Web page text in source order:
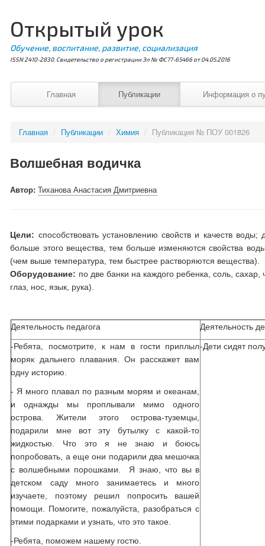
Открытый урок
Обучение, воспитание, развитие, социализация
ISSN 2410-2830. Свидетельство о регистрации Эл № ФС77-65466 от 04.05.2016
Главная Публикации Информация о
Главная / Публикации / Химия / Публикация № ПОУ 001826
Волшебная водичка
Автор:Тиханова Анастасия Дмитриевна
Цели: способствовать установлению свойств и качеств
больше этого вещества, тем больше изменяются свойства
(чем выше температура, тем быстрее растворяются вещества).
Оборудование: по две банки на каждого ребенка, соль,
глаз, нос, язык, рука).
Деятельность педагога Деятельность
-Ребята, посмотрите, к нам в гости приплыл
моряк дальнего плавания. Он расскажет вам
одну историю.
- Я много плавал по разным морям и океанам,
и однажды мы проплывали мимо одного
острова. Жители этого острова-туземцы,
подарили мне вот эту бутылку с какой-то
жидкостью. Что это я не знаю и боюсь
попробовать, а еще они подарили два мешочка
с волшебными порошками. Я знаю, что вы в
детском саду много занимаетесь и много
изучаете, поэтому решил попросить вашей
помощи. Помогите, пожалуйста, разобраться с
этими подарками и узнать, что это такое.
-Ребята, поможем нашему гостю.
-Дети сидят